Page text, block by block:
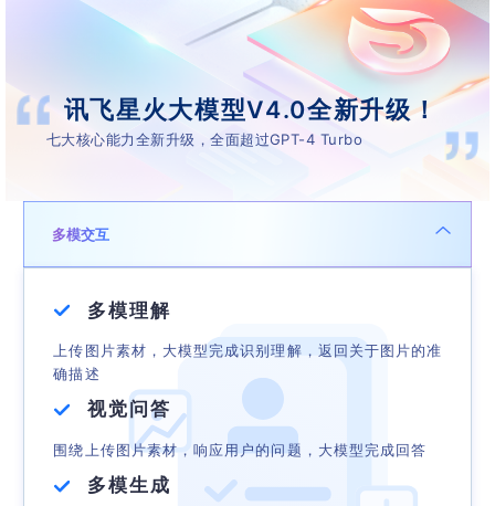
讯飞星火大模型V4.0全新升级！
七大核心能力全新升级，全面超过GPT-4 Turbo
多模交互
多模理解
上传图片素材，大模型完成识别理解，返回关于图片的准
确描述
视觉问答
围绕上传图片素材，响应用户的问题，大模型完成回答
多模生成